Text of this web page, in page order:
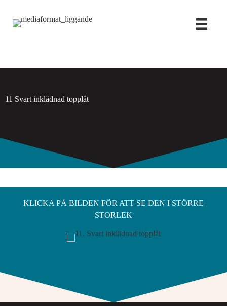
innehåll
11 Svart inklädnad topplåt
KLICKA PÅ BILDEN FÖR ATT SE DEN I STÖRRE
STORLEK